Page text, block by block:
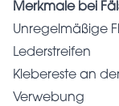
Merkmale bei
Unregelmäßige
Lederstreifen
Klebereste an
Verwebung